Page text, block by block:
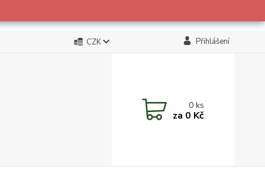
CZK Přihlášení
0ks
za 0 Kč